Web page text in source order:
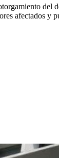
del
afectados y